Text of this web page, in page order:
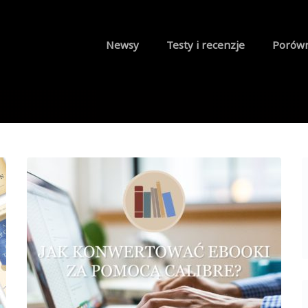
Newsy Testy i recenzje